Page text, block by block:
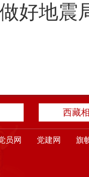
好地震
西藏
员网 党建网 旗